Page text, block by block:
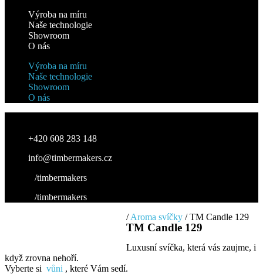
Výroba na míru
Naše technologie
Showroom
O nás
Výroba na míru
Naše technologie
Showroom
O nás
+420 608 283 148
info@timbermakers.cz
/timbermakers
/timbermakers
/Aroma svíčky / TM Candle 129
TM Candle 129
Luxusní svíčka, která vás zaujme, i
když zrovna nehoří.
Vyberte si vůni , které Vám sedí.